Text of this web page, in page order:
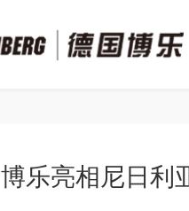
博乐亮相尼日利